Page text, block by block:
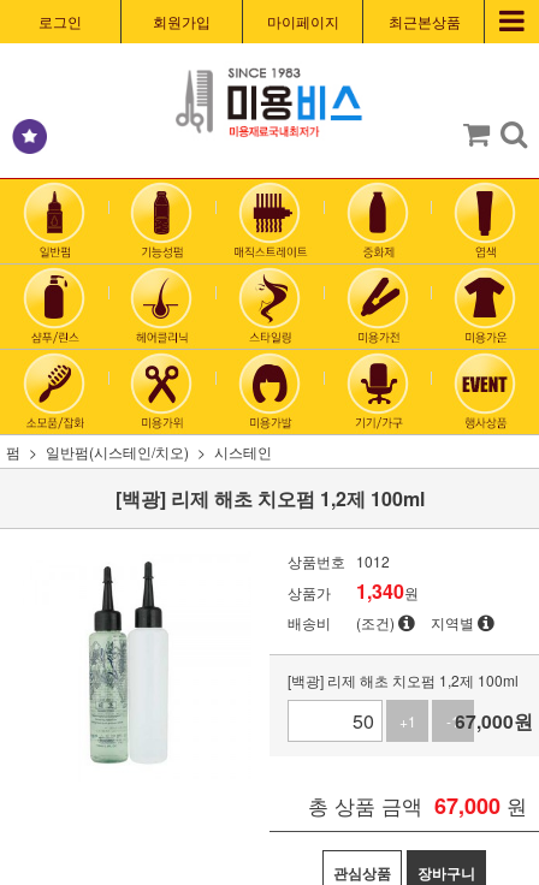
로그인 회원가입 마이페이지 최근본상품
펌 일반펌(시스테인/치오) 시스테인
[백광] 리제 해초 치오펌 1,2제 100ml
상품번호
1012
상품가
1,340원
배송비
(조건) 지역별
[백광] 리제 해초 치오펌 1,2제 100ml
+1
-167,000원
총 상품 금액 67,000 원
관심상품 장바구니